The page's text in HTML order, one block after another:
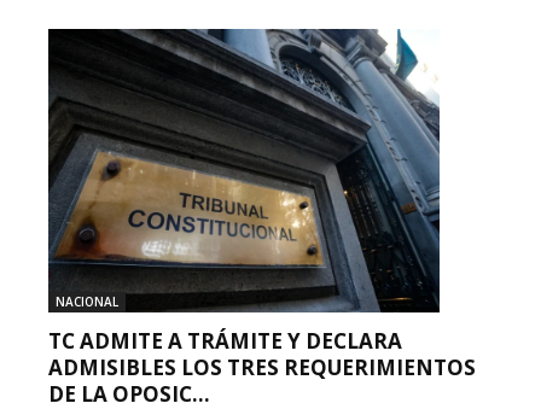
NACIONAL
TC ADMITE A TRÁMITE Y DECLARA
ADMISIBLES LOS TRES REQUERIMIENTOS
DE LA OPOSIC...